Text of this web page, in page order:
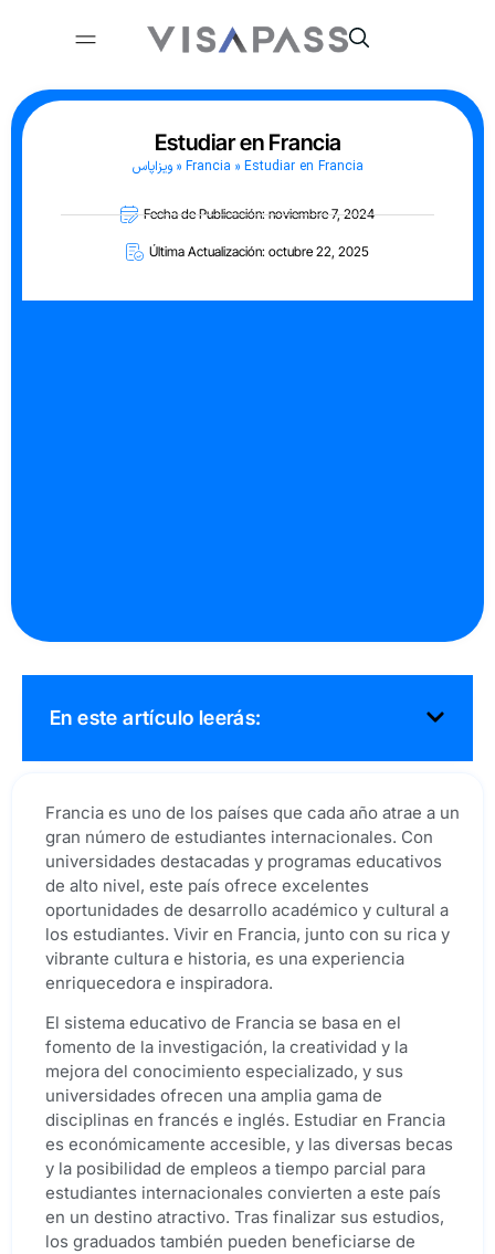
Estudiar en Francia
ویزاپاس» Francia » Estudiar en Francia
Fecha de Publicación: noviembre 7, 2024
Última Actualización: octubre 22, 2025
Francia es uno de los países que cada año atrae a un
gran número de estudiantes internacionales. Con
universidades destacadas y programas educativos
de alto nivel, este país ofrece excelentes
oportunidades de desarrollo académico y cultural a
los estudiantes. Vivir en Francia, junto con su rica y
vibrante cultura e historia, es una experiencia
enriquecedora e inspiradora.
El sistema educativo de Francia se basa en el
fomento de la investigación, la creatividad y la
mejora del conocimiento especializado, y sus
universidades ofrecen una amplia gama de
disciplinas en francés e inglés. Estudiar en Francia
es económicamente accesible, y las diversas becas
y la posibilidad de empleos a tiempo parcial para
estudiantes internacionales convierten a este país
en un destino atractivo. Tras finalizar sus estudios,
los graduados también pueden beneficiarse de
En este artículo leerás: